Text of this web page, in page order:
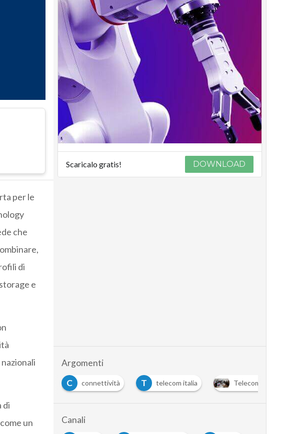
per le
che
di
e
di
un
Scaricalo gratis! DOWNLOAD
Argomenti
C connettività T telecom italia
Canali